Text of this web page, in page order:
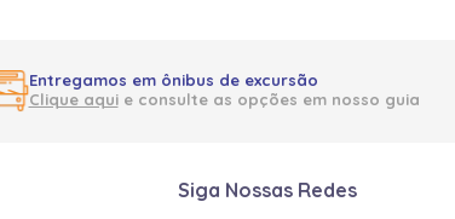
Entregamos em ônibus de excursão
Clique aquie consulte as opções em nosso guia
Siga Nossas Redes